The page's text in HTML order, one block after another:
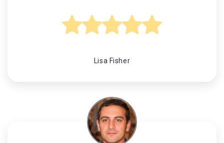
Lisa Fisher